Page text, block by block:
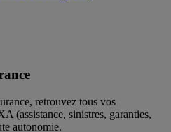
retrouvez tous vos
(assistance, sinistres, garanties,
autonomie.